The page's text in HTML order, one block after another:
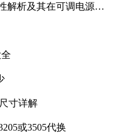
解析及其在可调电源设
寸详解
或3505代换